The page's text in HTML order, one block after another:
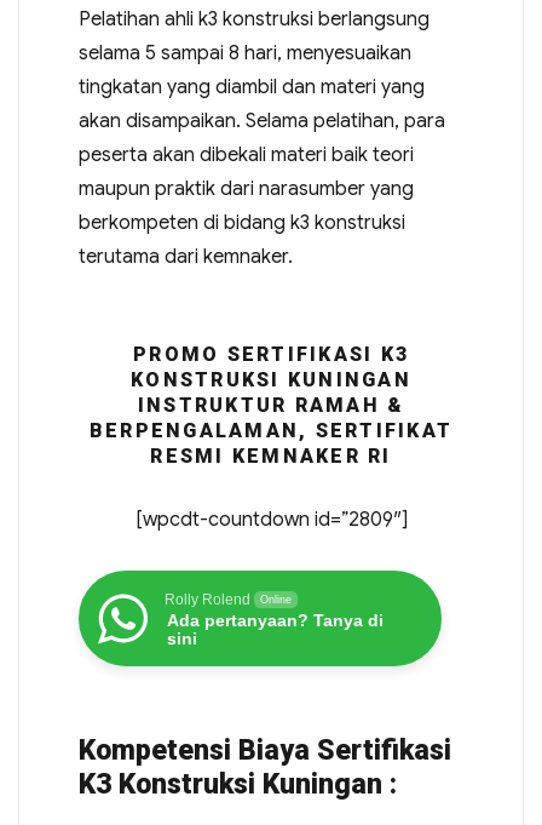
Pelatihan ahli k3 konstruksi berlangsung
selama 5 sampai 8 hari, menyesuaikan
tingkatan yang diambil dan materi yang
akan disampaikan. Selama pelatihan, para
peserta akan dibekali materi baik teori
maupun praktik dari narasumber yang
berkompeten di bidang k3 konstruksi
terutama dari kemnaker.
PROMO SERTIFIKASI K3
KONSTRUKSI KUNINGAN
INSTRUKTUR RAMAH &
BERPENGALAMAN, SERTIFIKAT
RESMI KEMNAKER RI
[wpcdt-countdown id=”2809″]
Rolly Rolend Online
Ada pertanyaan? Tanya di
sini
Kompetensi Biaya Sertifikasi
K3 Konstruksi Kuningan :